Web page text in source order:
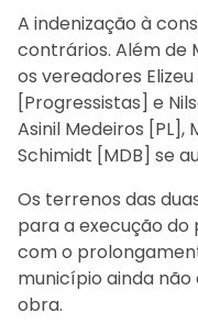
A indenização à
contrários. Além de
os vereadores
[Progressistas] e
Asinil Medeiros
Schimidt [MDB] se
Os terrenos das
para a execução do
com o
município ainda
obra.